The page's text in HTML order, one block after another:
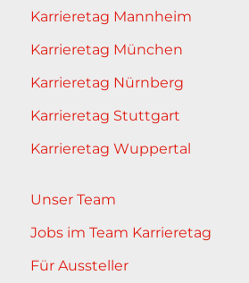
Karrieretag Mannheim
Karrieretag München
Karrieretag Nürnberg
Karrieretag Stuttgart
Karrieretag Wuppertal
Unser Team
Jobs im Team Karrieretag
Für Aussteller